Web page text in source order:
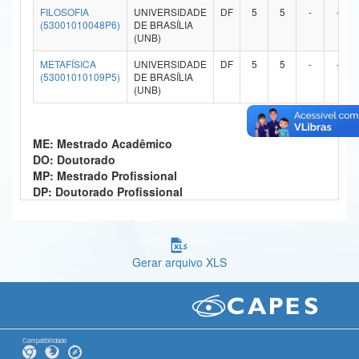
Ministério da Ciência, Tecnologia, Inovações e Comunicações
Ministério do Meio Ambiente
Ministério do Turismo
Controladoria-Geral da União
Ministério da Mulher, da Família e dos Direitos Humanos
Banco Central do Brasil
FILOSOFIA
(53001010048P6)
UNIVERSIDADE
DE BRASÍLIA
(UNB)
DF 5 5 - -
METAFÍSICA
(53001010109P5)
UNIVERSIDADE
DE BRASÍLIA
(UNB)
DF 5 5 - -
ME: Mestrado Acadêmico
DO: Doutorado
MP: Mestrado Profissional
DP: Doutorado Profissional
Gerar arquivo XLS
Compatibilidade